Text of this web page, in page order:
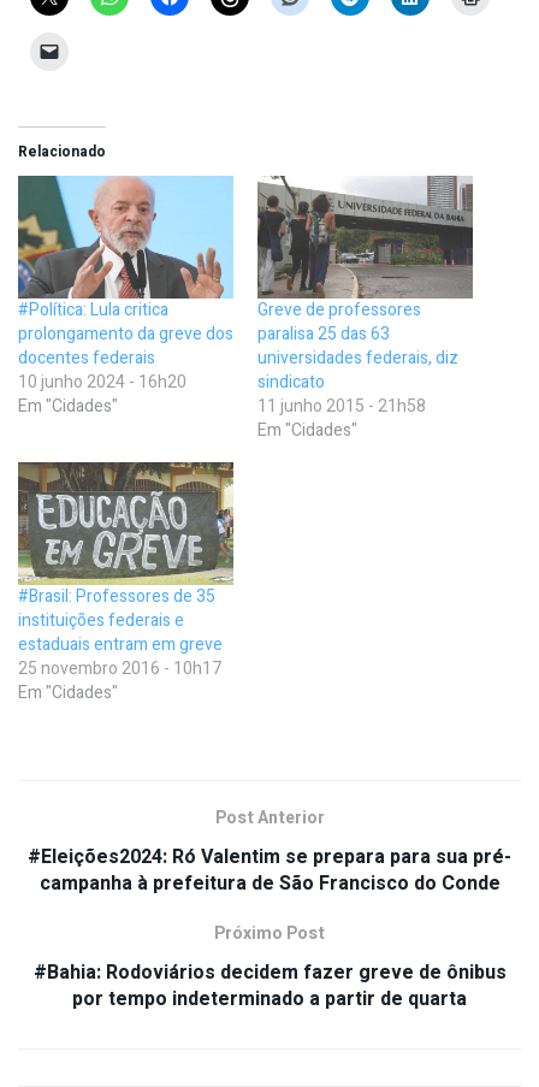
Relacionado
#Política: Lula critica
prolongamento da greve dos
docentes federais
10 junho 2024 - 16h20
Em "Cidades"
Greve de professores
paralisa 25 das 63
universidades federais, diz
sindicato
11 junho 2015 - 21h58
Em "Cidades"
#Brasil: Professores de 35
instituições federais e
estaduais entram em greve
25 novembro 2016 - 10h17
Em "Cidades"
Post Anterior
#Eleições2024: Ró Valentim se prepara para sua pré-
campanha à prefeitura de São Francisco do Conde
Próximo Post
#Bahia: Rodoviários decidem fazer greve de ônibus
por tempo indeterminado a partir de quarta